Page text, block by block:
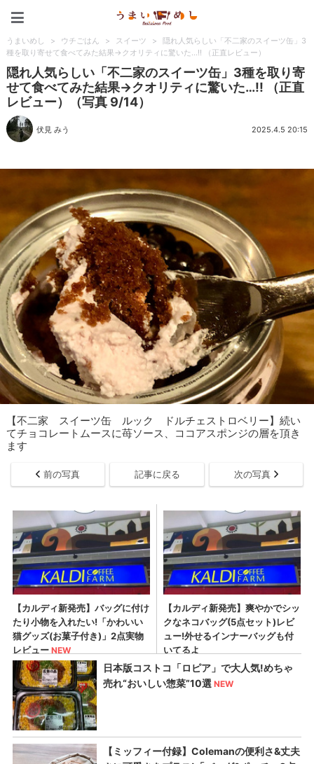
うまいめし > ウチごはん > スイーツ >
隠れ人気らしい「不二家のスイーツ缶」3
種を取り寄せて食べてみた結果→クオリティに驚いた…!! （正直レビュー）
隠れ人気らしい「不二家のスイーツ缶」3種を取り寄
せて食べてみた結果→クオリティに驚いた…!! （正直
レビュー）（写真 9/14）
伏見 みう 2025.4.5 20:15
【不二家 スイーツ缶 ルック ドルチェストロベリー】続い
てチョコレートムースに苺ソース、ココアスポンジの層を頂き
ます
前の写真 記事に戻る 次の写真